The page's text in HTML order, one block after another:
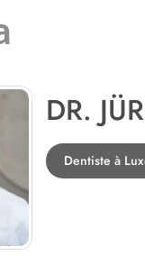
DR.
Dentiste à